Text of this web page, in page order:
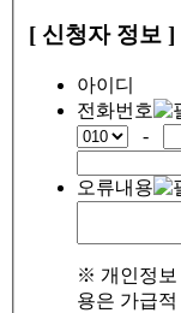
[ 신청자 정보 ]
아이디
전화번호
-
오류내용
※ 개인정보
용은 가급